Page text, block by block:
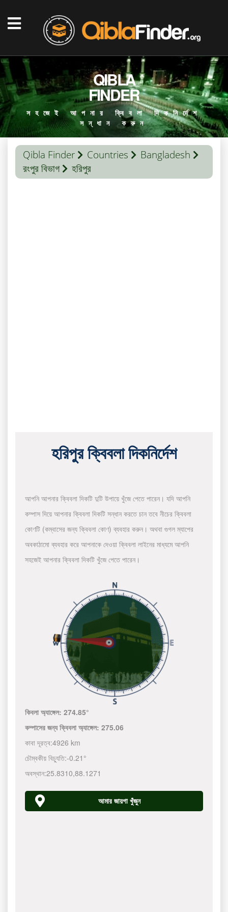
QIBLA
FINDER
সহজেই আপনার ক্বিবলা দিকনির্দেশ
সন্ধান করুন
Qibla Finder Countries
Bangladesh
রংপুর বিভাগ
হরিপুর
হরিপুর ক্বিবলা দিকনির্দেশ
আপনি আপনার ক্বিবলা দিকটি দুটি উপায়ে খুঁজে পেতে পারেন। যদি আপনি
কম্পাস দিয়ে আপনার ক্বিবলা দিকটি সন্ধান করতে চান তবে নীচের ক্বিবলা
কোণটি (কম্বাসের জন্য ক্বিবলা কোণ) ব্যবহার করুন। অথবা গুগল ম্যাপের
অবকাঠামো ব্যবহার করে আপনাকে দেওয়া ক্বিবলা লাইনের মাধ্যমে আপনি
সহজেই আপনার ক্বিবলা দিকটি খুঁজে পেতে পারেন।
কিবলা অ্যাঙ্গেল:274.85°
কম্পাসের জন্য ক্বিবলা অ্যাঙ্গেল:275.06
কাবা দূরত্ব:4926 km
চৌম্বকীয় বিচ্যুতি:-0.21°
অবস্থান:25.8310,88.1271
আমার জায়গা খুঁজুন